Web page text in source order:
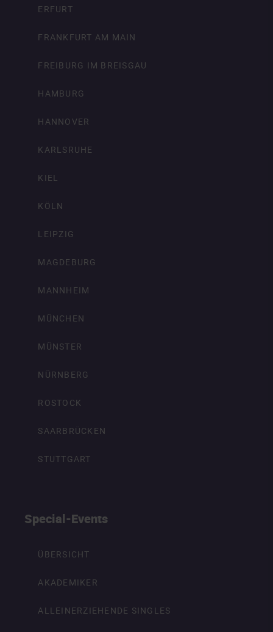
ERFURT
FRANKFURT AM MAIN
FREIBURG IM BREISGAU
HAMBURG
HANNOVER
KARLSRUHE
KIEL
KÖLN
LEIPZIG
MAGDEBURG
MANNHEIM
MÜNCHEN
MÜNSTER
NÜRNBERG
ROSTOCK
SAARBRÜCKEN
STUTTGART
Special-Events
ÜBERSICHT
AKADEMIKER
ALLEINERZIEHENDE SINGLES